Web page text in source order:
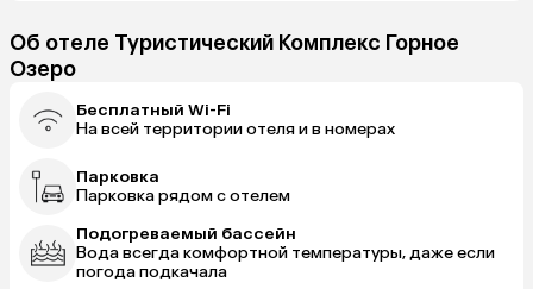
Об отеле Туристический Комплекс Горное
Озеро
Бесплатный Wi-Fi
На всей территории отеля и в номерах
Парковка
Парковка рядом с отелем
Подогреваемый бассейн
Вода всегда комфортной температуры, даже если
погода подкачала